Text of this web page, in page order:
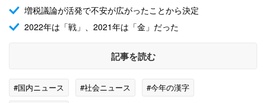
増税議論が活発で不安が広がったことから決定
2022年は「戦」、2021年は「金」だった
記事を読む
#国内ニュース #社会ニュース
#今年の漢字